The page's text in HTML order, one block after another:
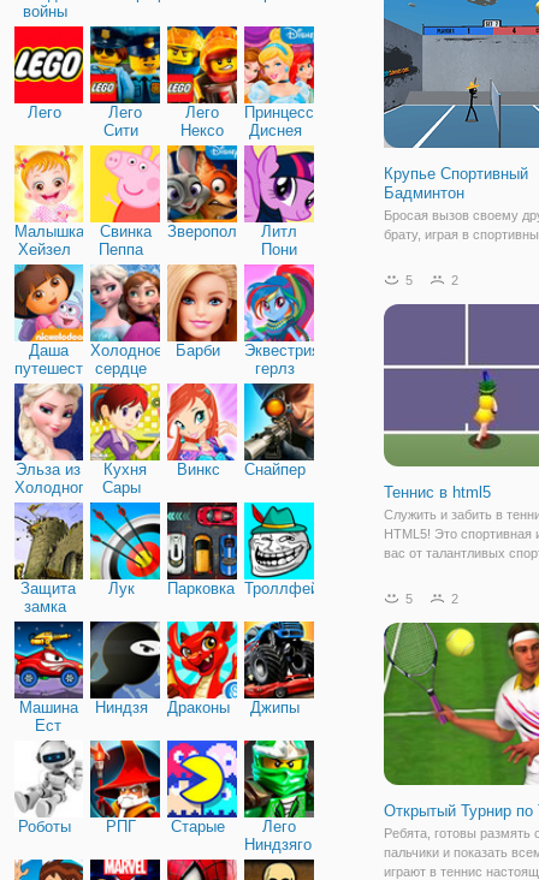
войны
Лего
Лего
Сити
Лего
Нексо
Найтс
Принцессы
Диснея
Малышка
Хейзел
Свинка
Пеппа
Зверополис
Литл
Пони
Дружба
Даша
путешественница
Холодное
сердце
Барби
Эквестрия
герлз
Эльза из
Холодного
сердца
Кухня
Сары
Винкс Снайпер
Защита
замка
Лук Парковка Троллфейс
Машина
Ест
Машину
Ниндзя Драконы Джипы
Роботы РПГ Старые
Лего
Ниндзяго
многое другое!
игра на мгновение бой
Крупье Спортивный
Бадминтон
Бросая вызов своему
брату, играя в
выберите своего
матч. Покажите свои
5 2
Теннис в html5
Служить и забить в
HTML5! Это спортивная
вас от талантливых
служите. Подход
обыграть своего
попали
5 2
Открытый Турнир по
Ребята, готовы размять
пальчики и показать
играют в теннис